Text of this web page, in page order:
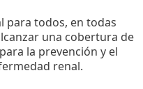
para todos, en todas
una cobertura de
la prevención y el
renal.